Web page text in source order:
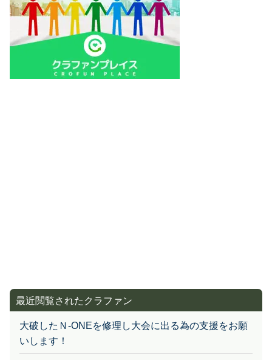
大破したＮ-ONEを修理し大会に出る為の支援をお願
いします！
【車内空間を有効活用！】 10個の大容量ポケットで